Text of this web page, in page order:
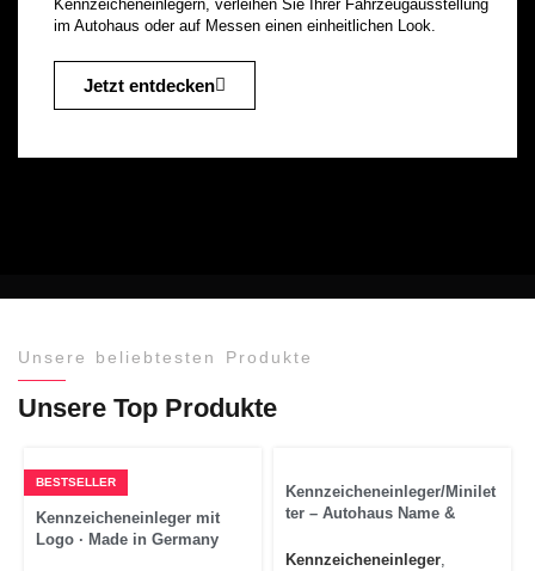
Kennzeicheneinlegern, verleihen Sie Ihrer Fahrzeugausstellung
im Autohaus oder auf Messen einen einheitlichen Look.
Jetzt entdecken
Unsere beliebtesten Produkte
Unsere Top Produkte
BESTSELLER
Anpassen
Kennzeicheneinleger mit
Logo · Made in Germany
Anpassen
Kennzeicheneinleger/Minilet
ter – Autohaus Name &
Kennzeicheneinleger,